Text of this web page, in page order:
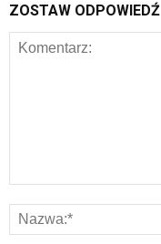
ZOSTAW ODPOWIEDŹ